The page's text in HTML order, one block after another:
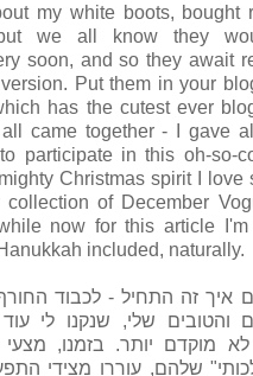
my white boots, bought
we all know they
soon, and so they await
Put them in your
has the cutest ever
came together - I gave
participate in this oh-so-
Christmas spirit I love
of December
now for this article I'm
included, naturally.
איך זה התחיל - לכבוד
והטובים שלי, שנקנו לי
לא מוקדם יותר. בזמנו,
שלהם, עוררו מצידי